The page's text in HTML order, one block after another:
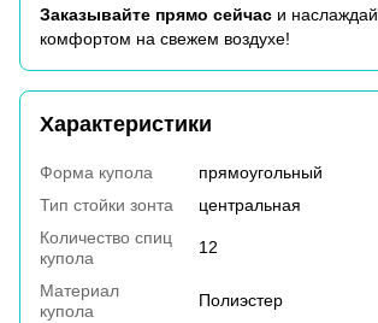
Заказывайте прямо сейчас и
комфортом на свежем воздухе!
Характеристики
Форма купола
прямоугольный
Тип стойки зонта
центральная
Количество спиц
купола
12
Материал
купола
Полиэстер